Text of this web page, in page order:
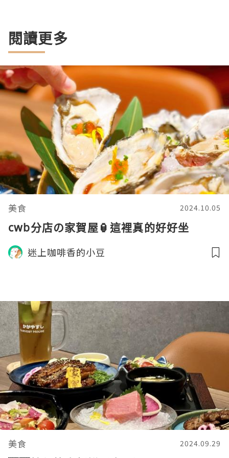
閱讀更多
美食 2024.10.05
cwb分店の家賀屋🏮這裡真的好好坐
迷上咖啡香的小豆
美食 2024.09.29